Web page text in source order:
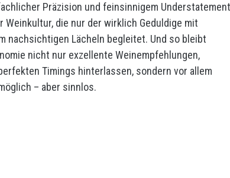
Präzision und feinsinnigem Understatement
die nur der wirklich Geduldige mit
nachsichtigen Lächeln begleitet. Und so bleibt
nicht nur exzellente Weinempfehlungen,
Timings hinterlassen, sondern vor allem
– aber sinnlos.